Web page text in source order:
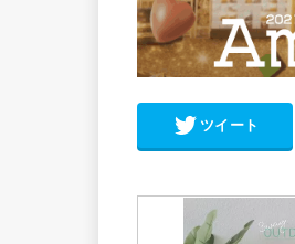
ツイート